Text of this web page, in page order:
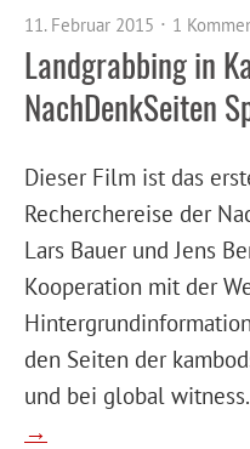
11. Februar 2015 1
Landgrabbing in
NachDenkSeiten
Dieser Film ist das
Recherchereise der
Lars Bauer und Jens
Kooperation mit der
den Seiten der
und bei global
→